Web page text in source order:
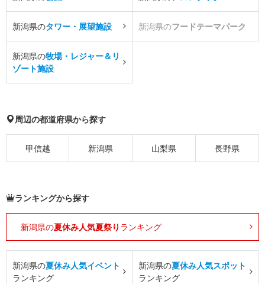
新潟県のタワー・展望施設 新潟県のフードテーマパーク
新潟県の牧場・レジャー＆リ
ゾート施設
周辺の都道府県から探す
甲信越 新潟県 山梨県 長野県
ランキングから探す
新潟県の夏休み人気夏祭り ランキング
新潟県の夏休み人気イベント
ランキング
新潟県の夏休み人気スポット
ランキング